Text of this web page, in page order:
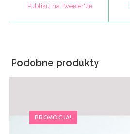
new
window
Publikuj na Tweeter'ze
Podobne produkty
PROMOCJA!